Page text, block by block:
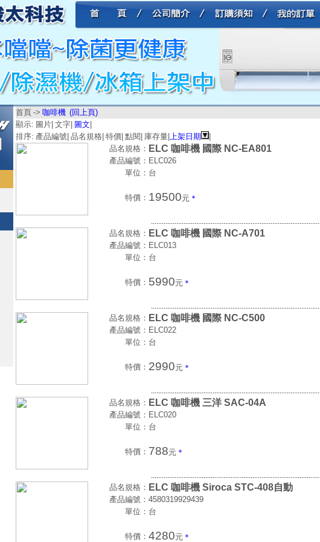
首頁 -> 咖啡機 (回上頁)
顯示: 圖片 文字 圖文
排序: 產品編號 品名規格 特價 點閱 庫存量 上架日期
品名規格： ELC 咖啡機 國際 NC-EA801
產品編號： ELC026
單位： 台
特價： 19500元 ＊
品名規格： ELC 咖啡機 國際 NC-A701
產品編號： ELC013
單位： 台
特價： 5990元 ＊
品名規格： ELC 咖啡機 國際 NC-C500
產品編號： ELC022
單位： 台
特價： 2990元 ＊
品名規格： ELC 咖啡機 三洋 SAC-04A
產品編號： ELC020
單位： 台
特價： 788元 ＊
品名規格： ELC 咖啡機 Siroca STC-408自動
產品編號： 4580319929439
單位： 台
特價： 4280元 ＊